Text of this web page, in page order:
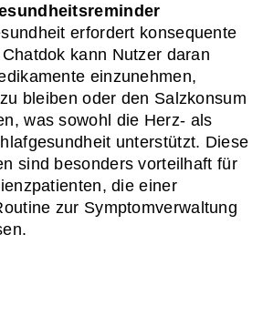
kann Nutzer daran
einzunehmen,
bleiben oder den Salzkonsum
was sowohl die Herz- als
unterstützt. Diese
sind besonders vorteilhaft für
die einer
zur Symptomverwaltung